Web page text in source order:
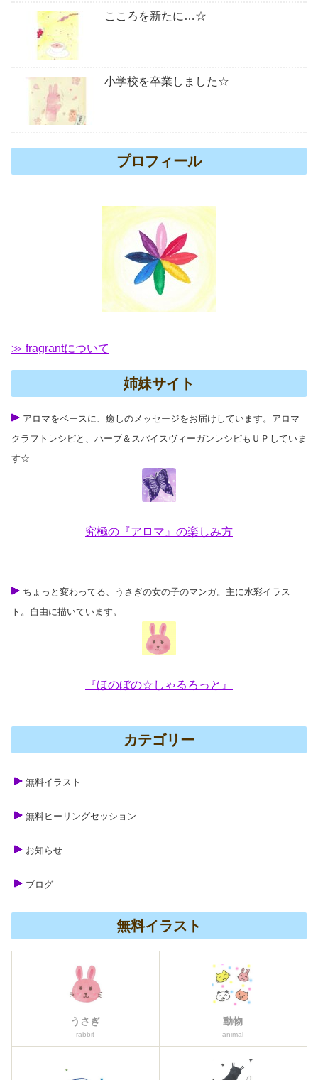
こころを新たに…☆
小学校を卒業しました☆
プロフィール
≫ fragrantについて
姉妹サイト
アロマをベースに、癒しのメッセージをお届けしています。アロマ
クラフトレシピと、ハーブ＆スパイスヴィーガンレシピもＵＰしていま
す☆
究極の『アロマ』の楽しみ方
ちょっと変わってる、うさぎの女の子のマンガ。主に水彩イラス
ト。自由に描いています。
『ほのぼの☆しゃるろっと』
カテゴリー
無料イラスト
無料ヒーリングセッション
お知らせ
ブログ
無料イラスト
うさぎ
rabbit
動物
animal